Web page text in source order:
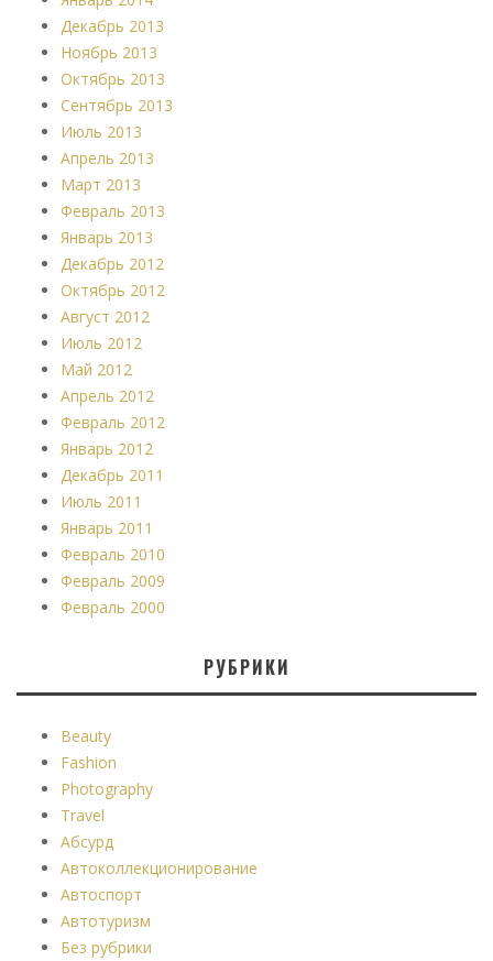
Декабрь 2013
Ноябрь 2013
Октябрь 2013
Сентябрь 2013
Июль 2013
Апрель 2013
Март 2013
Февраль 2013
Январь 2013
Декабрь 2012
Октябрь 2012
Август 2012
Июль 2012
Май 2012
Апрель 2012
Февраль 2012
Январь 2012
Декабрь 2011
Июль 2011
Январь 2011
Февраль 2010
Февраль 2009
Февраль 2000
РУБРИКИ
Beauty
Fashion
Photography
Travel
Абсурд
Автоколлекционирование
Автоспорт
Автотуризм
Без рубрики